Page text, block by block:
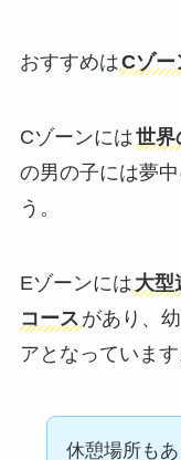
おすすめはCゾー
Cゾーンには世界
の男の子には夢
う。
Eゾーンには 大型
コース があり、
アとなっています
休憩場所も